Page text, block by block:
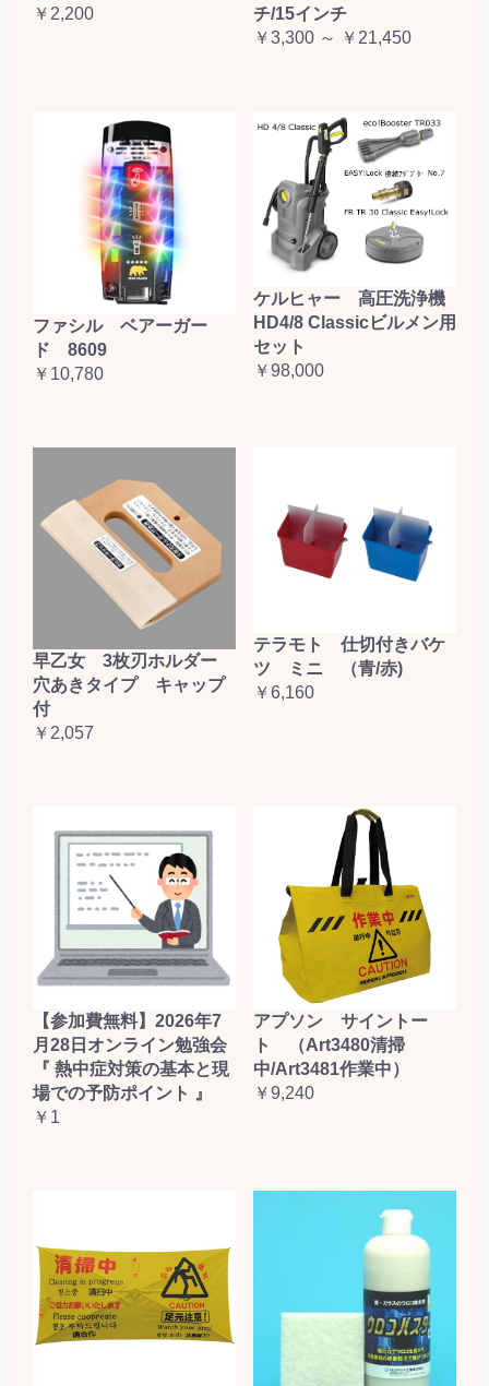
￥2,200
チ/15インチ
￥3,300 ～ ￥21,450
ファシル ベアーガー
ド 8609
￥10,780
ケルヒャー 高圧洗浄機
HD4/8 Classicビルメン用
セット
￥98,000
早乙女 3枚刃ホルダー
穴あきタイプ キャップ
付
￥2,057
テラモト 仕切付きバケ
ツ ミニ （青/赤)
￥6,160
【参加費無料】2026年7
月28日オンライン勉強会
『 熱中症対策の基本と現
場での予防ポイント 』
￥1
アプソン サイントー
ト （Art3480清掃
中/Art3481作業中）
￥9,240